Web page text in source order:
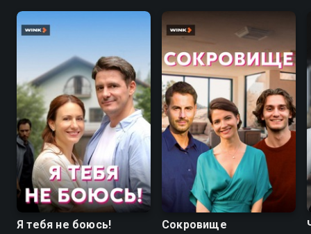
7.1
Я тебя не боюсь!
7.3
Сокровище